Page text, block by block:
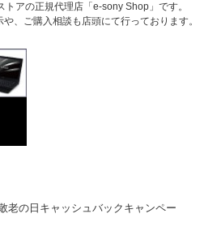
アの正規代理店「e-sony Shop」です。
、ご購入相談も店頭にて行っております。
老の日キャッシュバックキャンペー